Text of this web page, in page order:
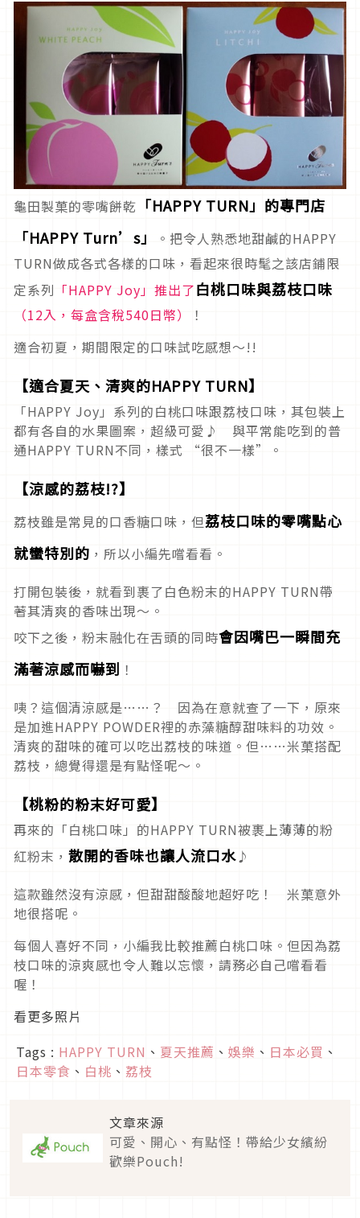
龜田製菓的零嘴餅乾 「HAPPY TURN」的專門店
「HAPPY Turn’s」
。把令人熟悉地甜鹹的HAPPY
TURN做成各式各樣的口味，看起來很時髦之該店鋪限
定系列 「HAPPY Joy」推出了白桃口味與荔枝口味
（12入，每盒含稅540日幣）
！
適合初夏，期間限定的口味試吃感想～!!
【適合夏天、清爽的HAPPY TURN】
「HAPPY Joy」系列的白桃口味跟荔枝口味，其包裝上
都有各自的水果圖案，超級可愛♪ 與平常能吃到的普
通HAPPY TURN不同，樣式 “很不一樣”。
【涼感的荔枝!?】
荔枝雖是常見的口香糖口味，但荔枝口味的零嘴點心
就蠻特別的 ，所以小編先嚐看看。
打開包裝後，就看到裹了白色粉末的HAPPY TURN帶
著其清爽的香味出現～。
咬下之後，粉末融化在舌頭的同時會因嘴巴一瞬間充
滿著涼感而嚇到 ！
咦？這個清涼感是……？ 因為在意就查了一下，原來
是加進HAPPY POWDER裡的赤藻糖醇甜味料的功效。
清爽的甜味的確可以吃出荔枝的味道。但……米菓搭配
荔枝，總覺得還是有點怪呢～。
【桃粉的粉末好可愛】
再來的「白桃口味」的HAPPY TURN被裹上薄薄的粉
紅粉末， 散開的香味也讓人流口水♪
這款雖然沒有涼感，但甜甜酸酸地超好吃！ 米菓意外
地很搭呢。
每個人喜好不同，小編我比較推薦白桃口味。但因為荔
枝口味的涼爽感也令人難以忘懷，請務必自己嚐看看
喔！
看更多照片
Tags : HAPPY TURN 、 夏天推薦 、 娛樂 、 日本必買 、
日本零食 、 白桃 、 荔枝
文章來源
可愛、開心、有點怪！帶給少女繽紛
歡樂Pouch!